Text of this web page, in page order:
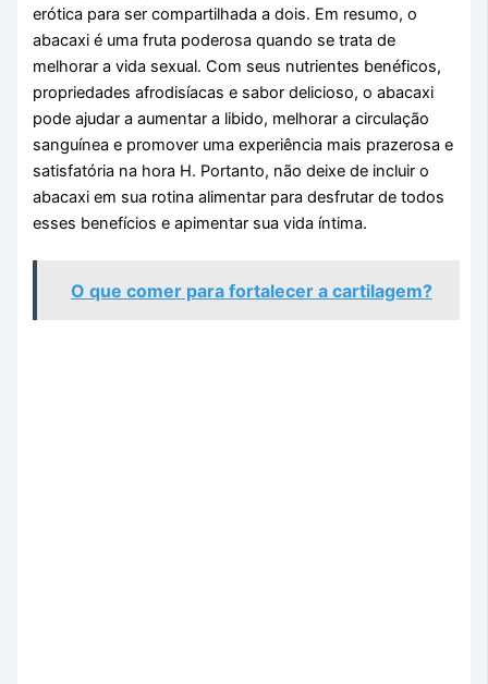
erótica para ser compartilhada a dois. Em resumo, o
abacaxi é uma fruta poderosa quando se trata de
melhorar a vida sexual. Com seus nutrientes benéficos,
propriedades afrodisíacas e sabor delicioso, o abacaxi
pode ajudar a aumentar a libido, melhorar a circulação
sanguínea e promover uma experiência mais prazerosa e
satisfatória na hora H. Portanto, não deixe de incluir o
abacaxi em sua rotina alimentar para desfrutar de todos
esses benefícios e apimentar sua vida íntima.
O que comer para fortalecer a cartilagem?